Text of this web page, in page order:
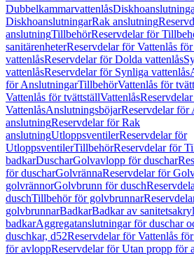
Dubbelkammarvattenlås
DiskhoanslutningarRak anslutning
anslutningTillbehörReservdelar för
sanitärenheterReservdelar för Vattenlås
vattenlåsReservdelar för Dolda vattenlås
vattenlåsReservdelar för Synliga vattenlås
för AnslutningarTillbehörVattenlås för
Vattenlås för tvättställVattenlås
VattenlåsAnslutningsböjarReservdelar för
anslutningReservdelar för Rak
anslutningUtloppsventilerReservdelar för
UtloppsventilerTillbehörReservdelar för
badkarDuscharGolvavlopp för duschar
för duscharGolvrännaReservdelar för
golvrännorGolvbrunn för dusch
duschTillbehör för golvbrunnar
golvbrunnarBadkarBadkar av sanitetsakryl
badkarAggregatanslutningar för duschar
duschkar, d52Reservdelar för Vattenlås
för avloppReservdelar för Utan propp för